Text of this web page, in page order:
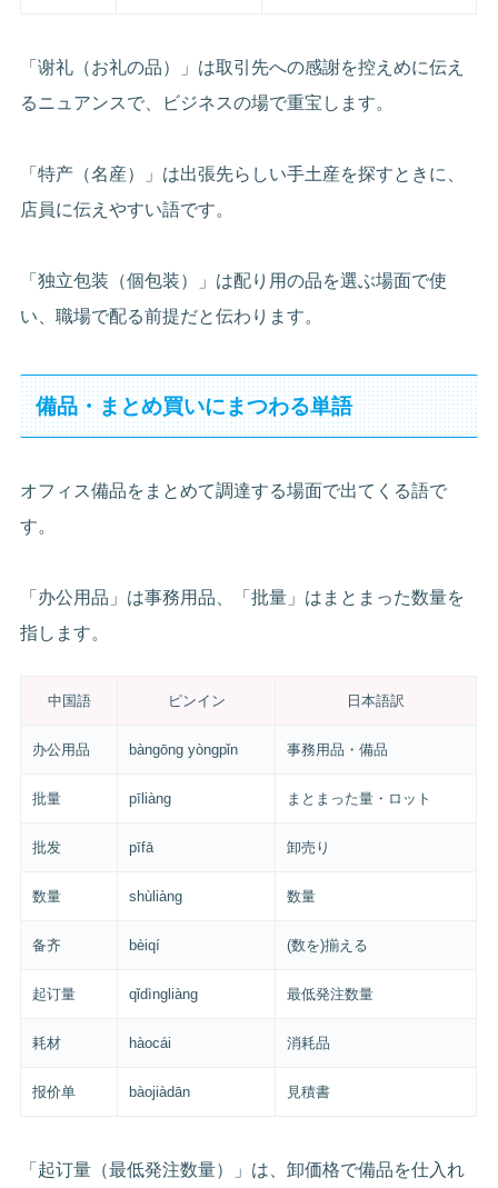
「谢礼（お礼の品）」は取引先への感謝を控えめに伝え
るニュアンスで、ビジネスの場で重宝します。
「特产（名産）」は出張先らしい手土産を探すときに、
店員に伝えやすい語です。
「独立包装（個包装）」は配り用の品を選ぶ場面で使
い、職場で配る前提だと伝わります。
備品・まとめ買いにまつわる単語
オフィス備品をまとめて調達する場面で出てくる語で
す。
「办公用品」は事務用品、「批量」はまとまった数量を
指します。
中国語 ピンイン 日本語訳
办公用品 bàngōng yòngpǐn 事務用品・備品
批量 pīliàng まとまった量・ロット
批发 pīfā 卸売り
数量 shùliàng 数量
备齐 bèiqí (数を)揃える
起订量 qǐdìngliàng 最低発注数量
耗材 hàocái 消耗品
报价单 bàojiàdān 見積書
「起订量（最低発注数量）」は、卸価格で備品を仕入れ